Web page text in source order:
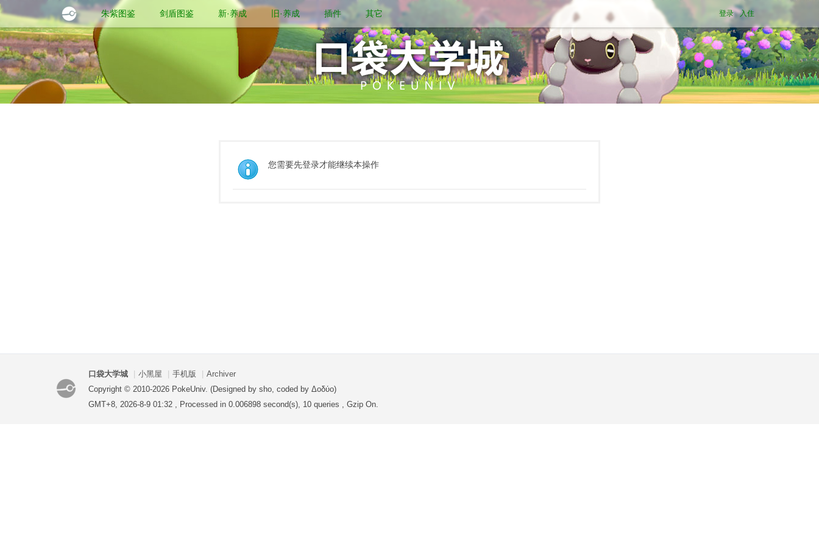
朱紫图鉴 剑盾图鉴 新·养成 旧·养成 插件 其它 登录 入住
您需要先登录才能继续本操作
口袋大学城 小黑屋 手机版
Archiver
Copyright © 2010-2026 PokeUniv. (Designed by sho, coded by Δοδύο)
GMT+8, 2026-8-9 01:32 , Processed in 0.006898 second(s), 10 queries , Gzip On.